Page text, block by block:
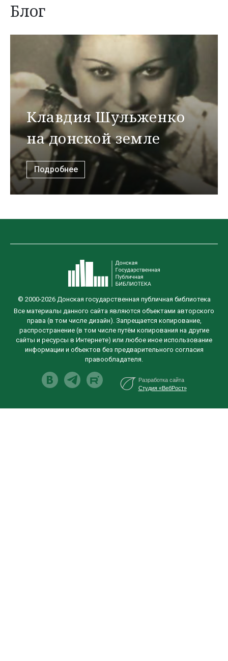
Блог
Клавдия Шульженко
на донской земле
Подробнее
© 2000-2026 Донская государственная публичная библиотека
Все материалы данного сайта являются объектами авторского
права (в том числе дизайн). Запрещается копирование,
распространение (в том числе путём копирования на другие
сайты и ресурсы в Интернете) или любое иное использование
информации и объектов без предварительного согласия
правообладателя.
Разработка сайта
Студия «ВебРост»